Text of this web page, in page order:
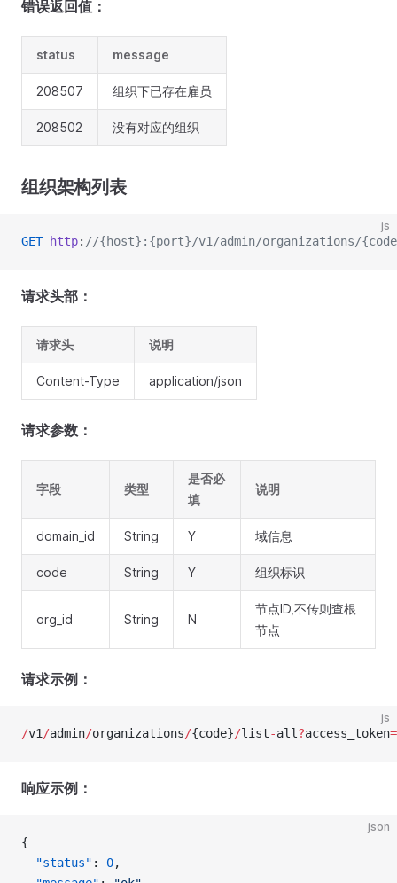
错误返回值：
status message
208507 组织下已存在雇员
208502 没有对应的组织
组织架构列表
js
GET http: //{host}:{port}/v1/admin/organizations/
请求头部：
请求头 说明
Content-Type application/json
请求参数：
字段 类型
是否必
填
说明
domain_id String Y 域信息
code String Y 组织标识
org_id String N
节点ID,不传则查根
节点
请求示例：
js
/v1 /admin/organizations/{code}/list-all ?access_token=
响应示例：
json
{
  "status"
: 0,